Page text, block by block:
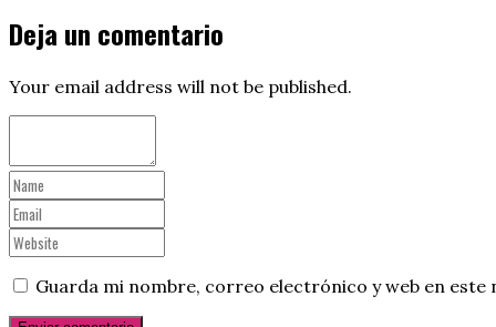
Deja un comentario
Your email address will not be published.
Guarda mi nombre, correo electrónico y web en